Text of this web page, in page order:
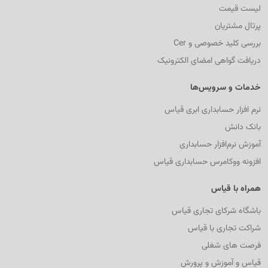
لیست قیمت
پرتال مشتریان
بررسی کلید خصوصی و Cer
دریافت گواهی امضای الکترونیک
خدمات و سرویس‌ها
نرم افزار حسابداری ابری قیاس
بانک دانش
آموزش نرم‌افزار حسابداری
افزونه ووکامرس حسابداری قیاس
همراه با قیاس
باشگاه شرکای تجاری قیاس
شراکت تجاری با قیاس
فرصت های شغلی
قیاس و آموزش و پرورش